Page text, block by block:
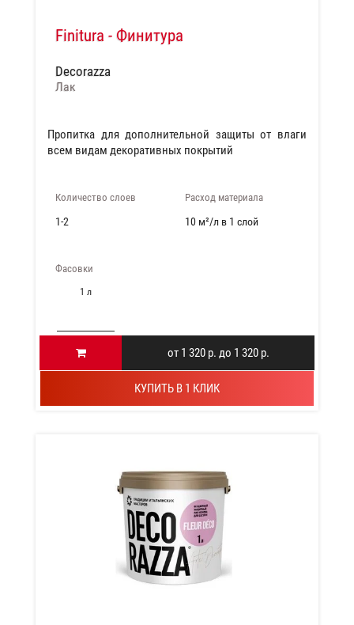
Finitura - Финитура
Decorazza
Лак
Пропитка для дополнительной защиты от влаги
всем видам декоративных покрытий
Количество слоев
1-2
Расход материала
10 м²/л в 1 слой
Фасовки
1 л
от 1 320 р. до 1 320 р.
КУПИТЬ В 1 КЛИК